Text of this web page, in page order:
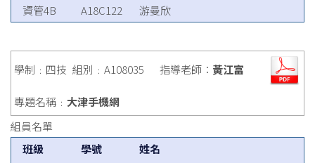
資管4B
A18C122 游曼欣
學制﹕四技 組別﹕A108035 指導老師： 黃江富
專題名稱﹕ 大津手機網
組員名單
班級
學號
姓名